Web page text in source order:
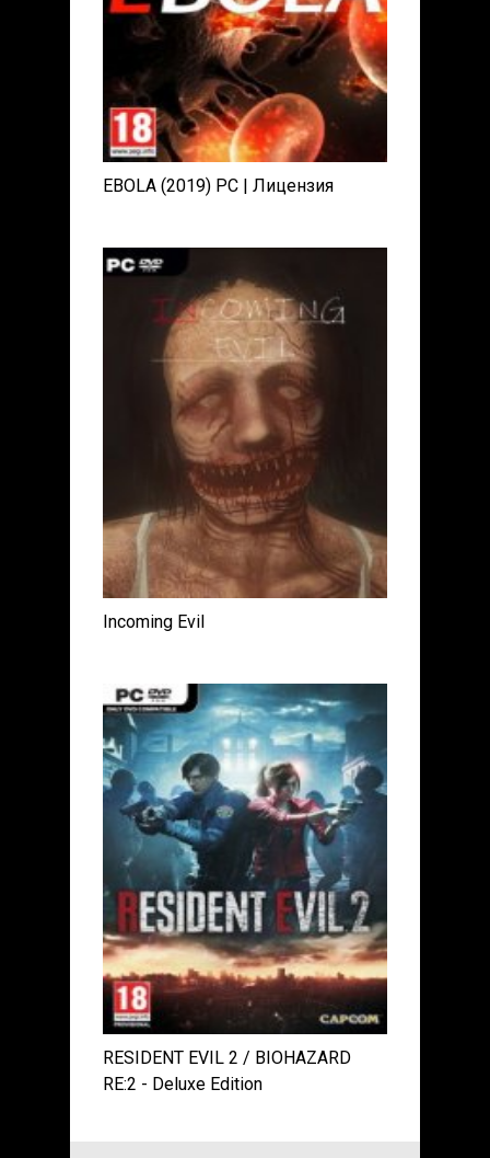
EBOLA (2019) PC | Лицензия
Incoming Evil
RESIDENT EVIL 2 / BIOHAZARD
RE:2 - Deluxe Edition